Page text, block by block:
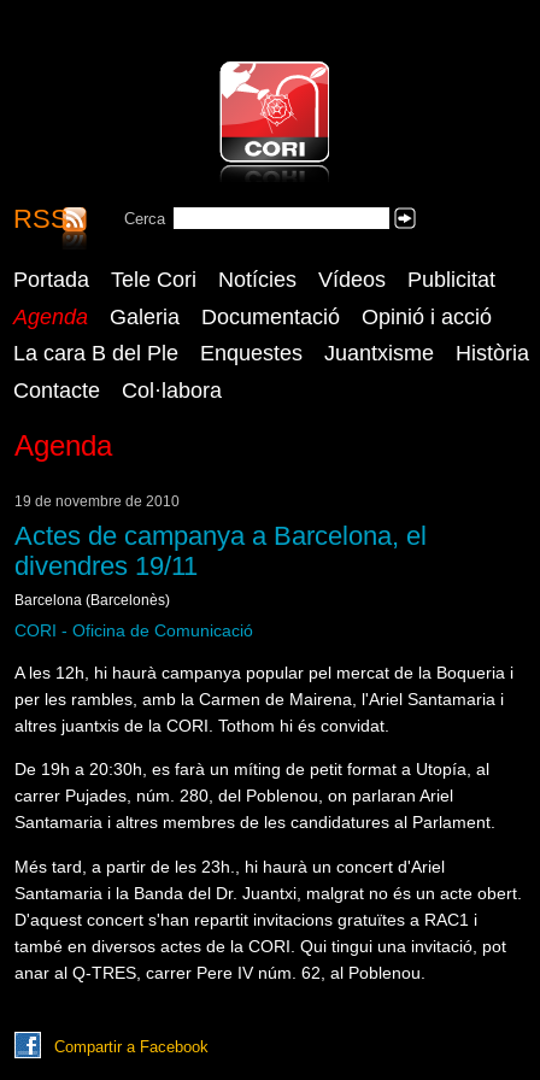
CORI - Coordinadora Reusenca
Independent
RSS Cerca
Portada Tele Cori Notícies Vídeos
Publicitat
Agenda
Galeria Documentació
Opinió i acció
La cara B del Ple
Enquestes Juantxisme
Història
Contacte
Col·labora
Agenda
19 de novembre de 2010
Actes de campanya a Barcelona, el
divendres 19/11
Barcelona (Barcelonès)
CORI - Oficina de Comunicació
A les 12h, hi haurà campanya popular pel mercat de la Boqueria i
per les rambles, amb la Carmen de Mairena, l'Ariel Santamaria i
altres juantxis de la CORI. Tothom hi és convidat.
De 19h a 20:30h, es farà un míting de petit format a Utopía, al
carrer Pujades, núm. 280, del Poblenou, on parlaran Ariel
Santamaria i altres membres de les candidatures al Parlament.
Més tard, a partir de les 23h., hi haurà un concert d'Ariel
Santamaria i la Banda del Dr. Juantxi, malgrat no és un acte obert.
D'aquest concert s'han repartit invitacions gratuïtes a RAC1 i
també en diversos actes de la CORI. Qui tingui una invitació, pot
anar al Q-TRES, carrer Pere IV núm. 62, al Poblenou.
Compartir a Facebook